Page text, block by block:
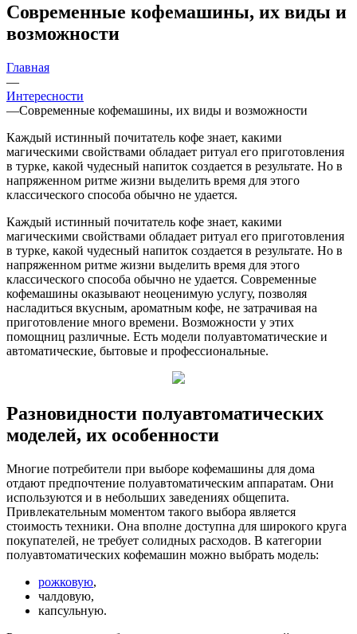
Современные кофемашины, их виды и
возможности
Главная
—
Интересности
—Современные кофемашины, их виды и возможности
Каждый истинный почитатель кофе знает, какими
магическими свойствами обладает ритуал его приготовления
в турке, какой чудесный напиток создается в результате. Но в
напряженном ритме жизни выделить время для этого
классического способа обычно не удается.
Каждый истинный почитатель кофе знает, какими
магическими свойствами обладает ритуал его приготовления
в турке, какой чудесный напиток создается в результате. Но в
напряженном ритме жизни выделить время для этого
классического способа обычно не удается. Современные
кофемашины оказывают неоценимую услугу, позволяя
насладиться вкусным, ароматным кофе, не затрачивая на
приготовление много времени. Возможности у этих
помощниц различные. Есть модели полуавтоматические и
автоматические, бытовые и профессиональные.
Разновидности полуавтоматических
моделей, их особенности
Многие потребители при выборе кофемашины для дома
отдают предпочтение полуавтоматическим аппаратам. Они
используются и в небольших заведениях общепита.
Привлекательным моментом такого выбора является
стоимость техники. Она вполне доступна для широкого круга
покупателей, не требует солидных расходов. В категории
полуавтоматических кофемашин можно выбрать модель:
рожковую,
чалдовую,
капсульную.